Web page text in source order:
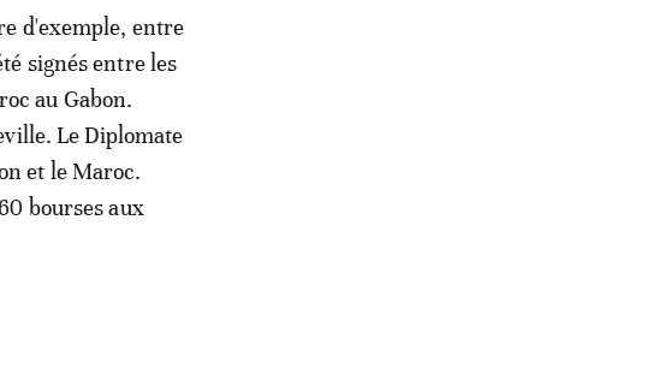
d'exemple, entre
signés entre les
au Gabon.
Le Diplomate
et le Maroc.
bourses aux